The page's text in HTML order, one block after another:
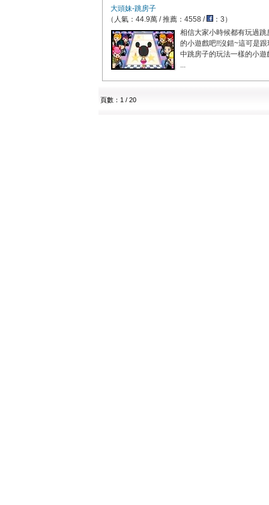
大頭妹-跳房子
（人氣：44.9萬 / 推薦：4558 /
：3）
相信大家小時候都有玩過跳
的小遊戲吧!!沒錯~這可是跟
中跳房子的玩法一樣的小遊
...
頁數：1 / 20